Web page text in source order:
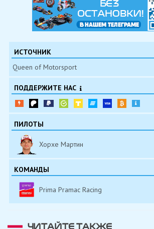
ИСТОЧНИК
Queen of Motorsport
ПОДДЕРЖИТЕ НАС
ПИЛОТЫ
Хорхе Мартин
КОМАНДЫ
Prima Pramac Racing
ЧИТАЙТЕ ТАКЖЕ